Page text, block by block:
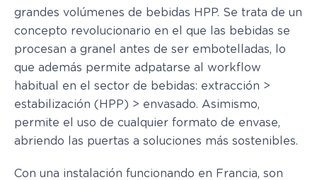
grandes volúmenes de bebidas HPP. Se trata de un
concepto revolucionario en el que las bebidas se
procesan a granel antes de ser embotelladas, lo
que además permite adpatarse al workflow
habitual en el sector de bebidas: extracción >
estabilización (HPP) > envasado. Asimismo,
permite el uso de cualquier formato de envase,
abriendo las puertas a soluciones más sostenibles.
Con una instalación funcionando en Francia, son